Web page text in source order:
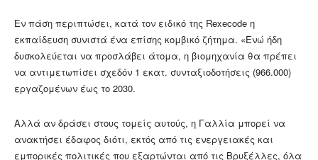
Εν πάση περιπτώσει, κατά τον ειδικό της Rexecode η
εκπαίδευση συνιστά ένα επίσης κομβικό ζήτημα. «Ενώ ήδη
δυσκολεύεται να προσλάβει άτομα, η βιομηχανία θα πρέπει
να αντιμετωπίσει σχεδόν 1 εκατ. συνταξιοδοτήσεις (966.000)
εργαζομένων έως το 2030.
Αλλά αν δράσει στους τομείς αυτούς, η Γαλλία μπορεί να
ανακτήσει έδαφος διότι, εκτός από τις ενεργειακές και
εμπορικές πολιτικές που εξαρτώνται από τις Βρυξέλλες, όλα